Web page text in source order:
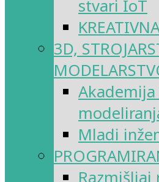
stvari IoT
3D,
Akademija
Mladi
Razmišljaj